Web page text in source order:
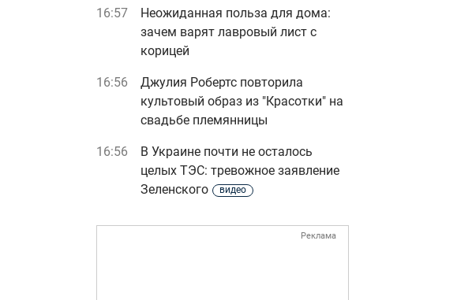
16:57
Неожиданная польза для дома:
зачем варят лавровый лист с
корицей
16:56
Джулия Робертс повторила
культовый образ из "Красотки" на
свадьбе племянницы
16:56
В Украине почти не осталось
целых ТЭС: тревожное заявление
Зеленского
видео
Реклама